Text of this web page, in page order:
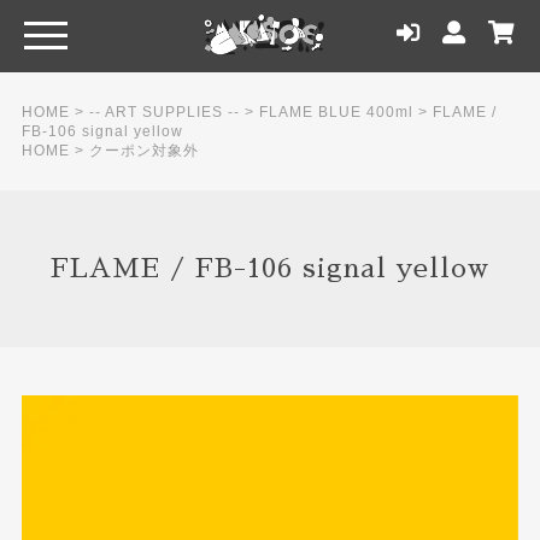
HOME > -- ART SUPPLIES -- > FLAME BLUE 400ml > FLAME /
FB-106 signal yellow
HOME > クーポン対象外
FLAME / FB-106 signal yellow